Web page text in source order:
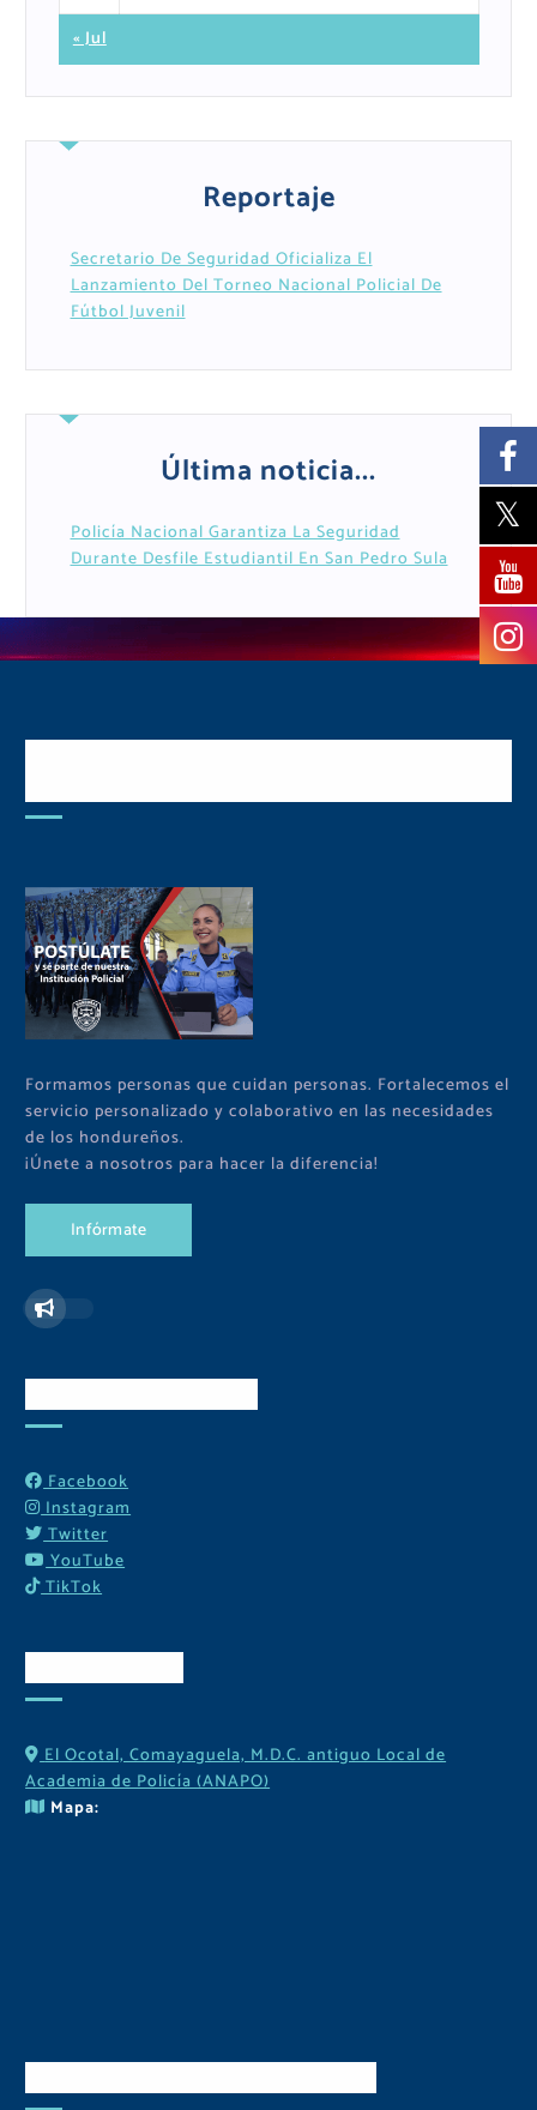
« Jul
Reportaje
Secretario De Seguridad Oficializa El
Lanzamiento Del Torneo Nacional Policial De
Fútbol Juvenil
Última noticia...
Policía Nacional Garantiza La Seguridad
Durante Desfile Estudiantil En San Pedro Sula
Formamos personas que cuidan personas. Fortalecemos el
servicio personalizado y colaborativo en las necesidades
de los hondureños.
¡Únete a nosotros para hacer la diferencia!
Infórmate
Facebook
Instagram
Twitter
YouTube
TikTok
El Ocotal, Comayaguela, M.D.C. antiguo Local de
Academia de Policía (ANAPO)
Mapa: